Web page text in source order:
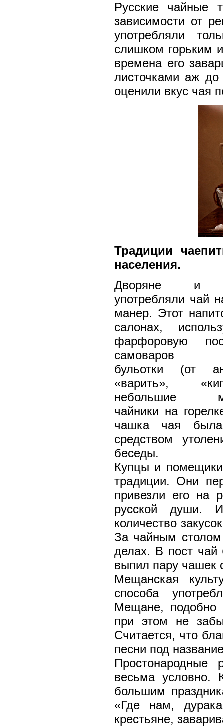
Русские чайные
зависимости от
употребляли
слишком горьким
времена его
листочками аж
оценили вкус чая
Традиции
населения.
Дворяне и
употребляли чай
манер. Этот
салонах,
фарфоровую
самоваров
бульотки (от
«варить»,
небольшие
чайники на
чашка чая
средством
беседы.
Купцы и
традиции. Они
привезли его на
русской души.
количество
За чайным
делах. В пост
выпил пару чашек
Мещанская
способа
Мещане, подобно
при этом не
Считается, что
песни под
Простонародные
весьма условно.
большим
«Где нам,
крестьяне,